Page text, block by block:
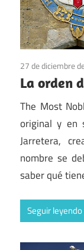
27 de diciembre
La orden
The Most
original y en
Jarretera,
nombre se
saber qué
Seguir leyendo